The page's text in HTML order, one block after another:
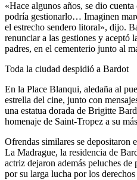
«Hace algunos años, se dio
podría gestionarlo… Imaginen
el estrecho sendero litoral», dijo.
renunciar a las gestiones y aceptó
padres, en el cementerio junto al
Toda la ciudad despidió a Bardot
En la Place Blanqui, aledaña al
estrella del cine, junto con
una estatua dorada de Brigitte
homenaje de Saint-Tropez a su
Ofrendas similares se depositaron
La Madrague, la residencia de
actriz dejaron además peluches
por su larga lucha por los